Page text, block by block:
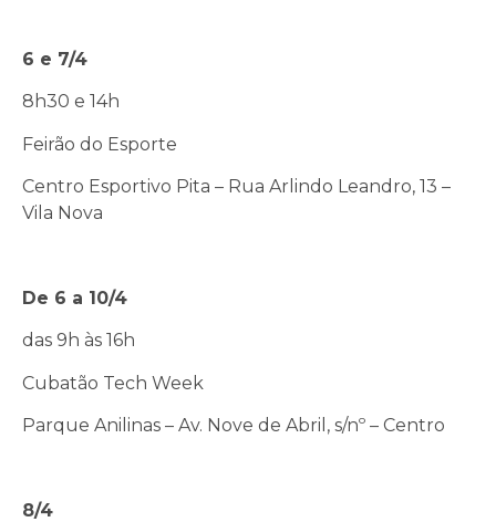
6 e 7/4
8h30 e 14h
Feirão do Esporte
Centro Esportivo Pita – Rua Arlindo Leandro, 13 –
Vila Nova
De 6 a 10/4
das 9h às 16h
Cubatão Tech Week
Parque Anilinas – Av. Nove de Abril, s/nº – Centro
8/4